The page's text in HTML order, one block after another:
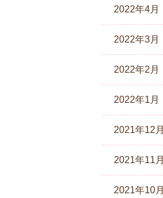
2022年4月
2022年3月
2022年2月
2022年1月
2021年12月
2021年11月
2021年10月